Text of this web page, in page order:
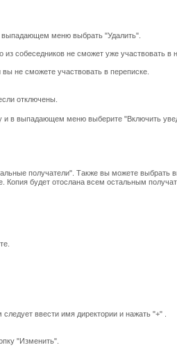
выпадающем меню выбрать "Удалить".
собеседников не сможет уже участвовать в
не сможете участвовать в переписке.
если отключены.
и в выпадающем меню выберите "Включить
получатели". Также вы можете
Копия будет отослана всем остальным
ввести имя директории и нажать "+" .
"Изменить".